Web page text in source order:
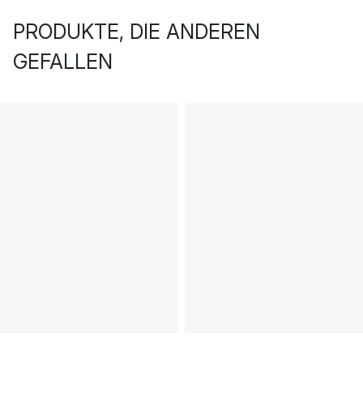
PRODUKTE, DIE ANDEREN
GEFALLEN